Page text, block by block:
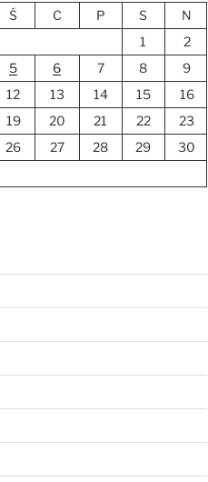
Ś
C P S
N
1
2
5
6 7 8
9
12
13 14 15
16
19
20 21 22
23
26
27 28 29 30